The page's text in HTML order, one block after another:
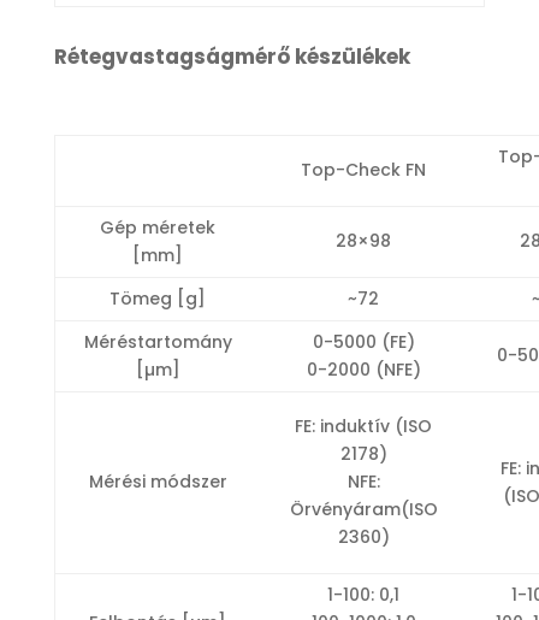
Rétegvastagságmérő készülékek
Top-Check FN
Gép méretek
[mm]
28×98
Tömeg [g] ~72
Méréstartomány
[µm]
0-5000 (FE)
0-2000 (NFE)
0-
Mérési módszer
FE: induktív (ISO
2178)
NFE:
Örvényáram(ISO
2360)
FE:
1-100: 0,1
1-